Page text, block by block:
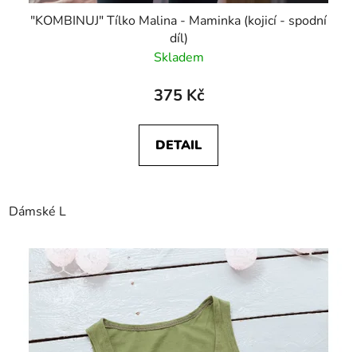
"KOMBINUJ" Tílko Malina - Maminka (kojicí - spodní
díl)
Skladem
375 Kč
DETAIL
Dámské L